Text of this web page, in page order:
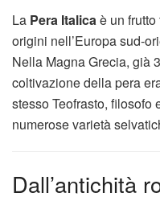
La Pera Italica è un
origini nell’Europa sud-
Nella Magna Grecia, già
coltivazione della pera
stesso Teofrasto, filosofo
numerose varietà
Dall’antichità